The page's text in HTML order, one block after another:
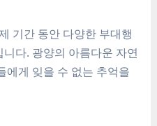
기간 동안 다양한 부대행
다. 광양의 아름다운 자연
에게 잊을 수 없는 추억을